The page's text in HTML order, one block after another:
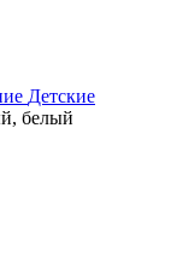
Детские
белый